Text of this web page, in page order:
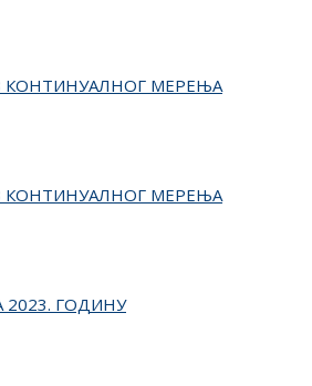
КОНТИНУАЛНОГ МЕРЕЊА
КОНТИНУАЛНОГ МЕРЕЊА
ГОДИНУ